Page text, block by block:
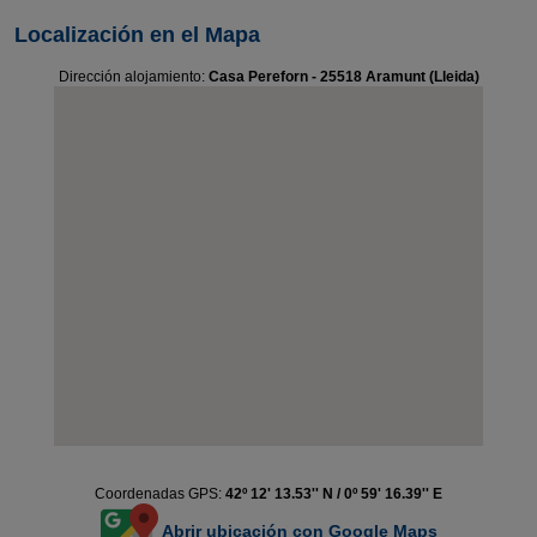
Localización en el Mapa
Dirección alojamiento: Casa Pereforn - 25518 Aramunt (Lleida)
Coordenadas GPS: 42º 12' 13.53'' N / 0º 59' 16.39'' E
Abrir ubicación con Google Maps